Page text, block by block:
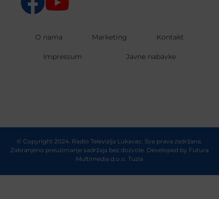
O nama Marketing Kontakt
Impressum Javne nabavke
© Copyright 2024. Radio Televizija Lukavac. Sva prava zadržana.
Zabranjeno preuzimanje sadržaja bez dozvole. Developed by Futura
Multimedia d.o.o. Tuzla